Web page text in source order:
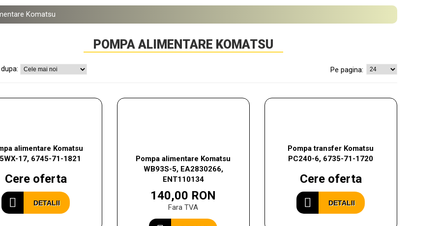
Komatsu
POMPA ALIMENTARE KOMATSU
Pe pagina:
alimentare Komatsu
17, 6745-71-1821
Cere oferta
DETALII
Pompa alimentare Komatsu
WB93S-5, EA2830266,
ENT110134
140,00 RON
Fara TVA
Pompa transfer Komatsu
PC240-6, 6735-71-1720
Cere oferta
DETALII